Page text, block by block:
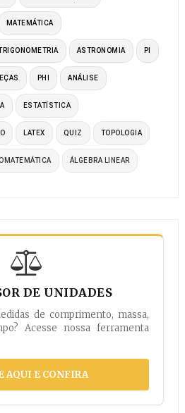
MATEMÁTICA
ASTRONOMIA PI
PHI ANÁLISE
ESTATÍSTICA
LATEX QUIZ TOPOLOGIA
ÁLGEBRA LINEAR
DE UNIDADES
de comprimento, massa,
Acesse nossa ferramenta
AQUI E CONFIRA